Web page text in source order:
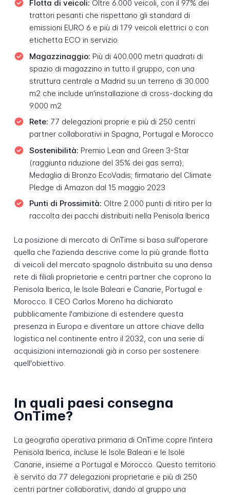
Flotta di veicoli: Oltre 6.000 veicoli, con il 97% dei
trattori pesanti che rispettano gli standard di
emissioni EURO 6 e più di 179 veicoli elettrici o con
etichetta ECO in servizio
Magazzinaggio: Più di 400.000 metri quadrati di
spazio di magazzino in tutto il gruppo, con una
struttura centrale a Madrid su un terreno di 30.000
m2 che include un'installazione di cross-docking da
9.000 m2
Rete: 77 delegazioni proprie e più di 250 centri
partner collaborativi in Spagna, Portugal e Morocco
Sostenibilità: Premio Lean and Green 3-Star
(raggiunta riduzione del 35% dei gas serra);
Medaglia di Bronzo EcoVadis; firmatario del Climate
Pledge di Amazon dal 15 maggio 2023
Punti di Prossimità: Oltre 2.000 punti di ritiro per la
raccolta dei pacchi distribuiti nella Penisola Iberica
La posizione di mercato di OnTime si basa sull'operare
quella che l'azienda descrive come la più grande flotta
di veicoli del mercato spagnolo distribuita su una densa
rete di filiali proprietarie e centri partner che coprono la
Penisola Iberica, le Isole Baleari e Canarie, Portugal e
Morocco. Il CEO Carlos Moreno ha dichiarato
pubblicamente l'ambizione di estendere questa
presenza in Europa e diventare un attore chiave della
logistica nel continente entro il 2032, con una serie di
acquisizioni internazionali già in corso per sostenere
quell'obiettivo.
In quali paesi consegna
OnTime?
La geografia operativa primaria di OnTime copre l'intera
Penisola Iberica, incluse le Isole Baleari e le Isole
Canarie, insieme a Portugal e Morocco. Questo territorio
è servito da 77 delegazioni proprietarie e più di 250
centri partner collaborativi, dando al gruppo una